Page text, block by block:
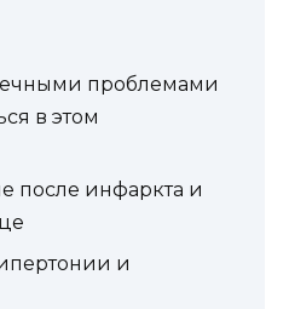
проблемами
в этом
после инфаркта и
и